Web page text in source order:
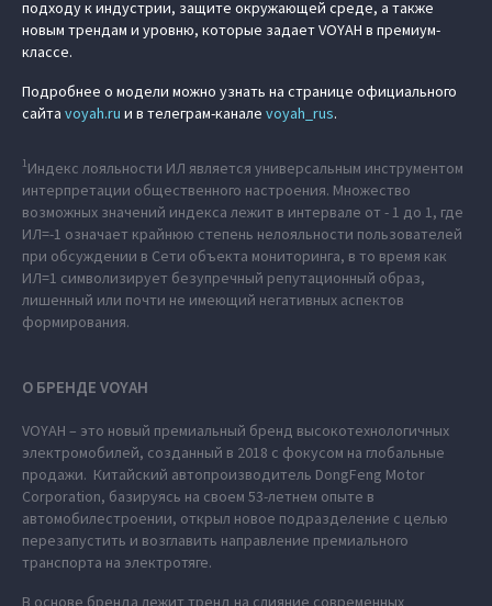
подходу к индустрии, защите окружающей среде, а также
новым трендам и уровню, которые задает VOYAH в премиум-
классе.
Подробнее о модели можно узнать на странице официального
сайта voyah.ru и в телеграм-канале voyah_rus.
1Индекс лояльности ИЛ является универсальным инструментом
интерпретации общественного настроения. Множество
возможных значений индекса лежит в интервале от - 1 до 1, где
ИЛ=-1 означает крайнюю степень нелояльности пользователей
при обсуждении в Сети объекта мониторинга, в то время как
ИЛ=1 символизирует безупречный репутационный образ,
лишенный или почти не имеющий негативных аспектов
формирования.
О БРЕНДЕ VOYAH
VOYAH – это новый премиальный бренд высокотехнологичных
электромобилей, созданный в 2018 с фокусом на глобальные
продажи. Китайский автопроизводитель DongFeng Motor
Corporation, базируясь на своем 53-летнем опыте в
автомобилестроении, открыл новое подразделение с целью
перезапустить и возглавить направление премиального
транспорта на электротяге.
В основе бренда лежит тренд на слияние современных